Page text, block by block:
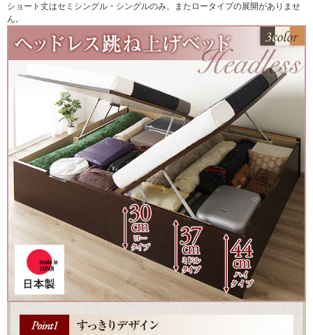
ショート丈はセミシングル・シングルのみ、またロータイプの展開がありませ
ん。